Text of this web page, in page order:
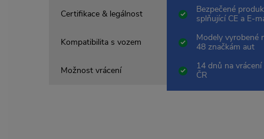
Certifikace & legálnost
Bezpečené
splňující CE a E-
Kompatibilita s vozem
Modely vyrobené
48 značkám aut
Možnost vrácení
14 dnů na
ČR